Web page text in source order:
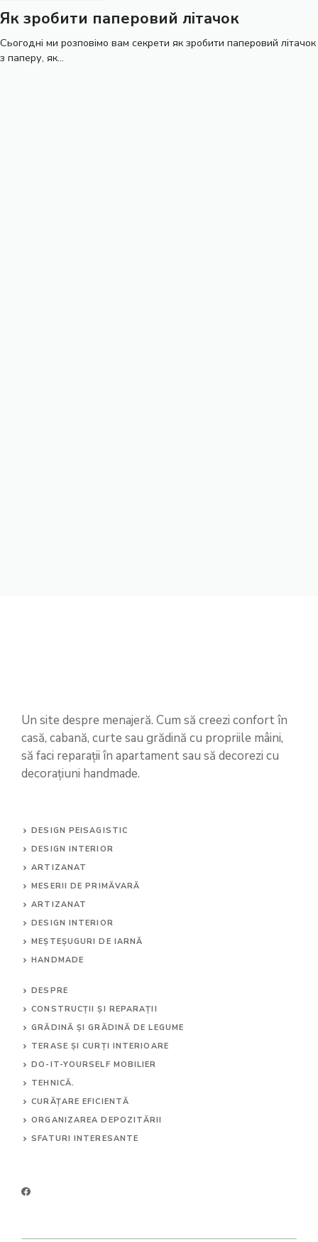
Un site despre menajeră. Cum să creezi confort în
casă, cabană, curte sau grădină cu propriile mâini,
să faci reparații în apartament sau să decorezi cu
decorațiuni handmade.
DESIGN PEISAGISTIC
DESIGN INTERIOR
ARTIZANAT
MESERII DE PRIMĂVARĂ
ARTIZANAT
DESIGN INTERIOR
MEȘTEȘUGURI DE IARNĂ
HANDMADE
DESPRE
CONSTRUCȚII ȘI REPARAȚII
GRĂDINĂ ȘI GRĂDINĂ DE LEGUME
TERASE ȘI CURȚI INTERIOARE
DO-IT-YOURSELF MOBILIER
TEHNICĂ.
CURĂȚARE EFICIENTĂ
ORGANIZAREA DEPOZITĂRII
SFATURI INTERESANTE